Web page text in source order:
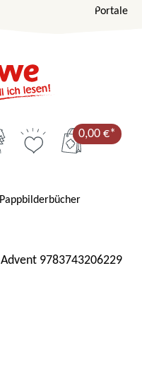
Portale
0,00 €*
Pappbilderbücher